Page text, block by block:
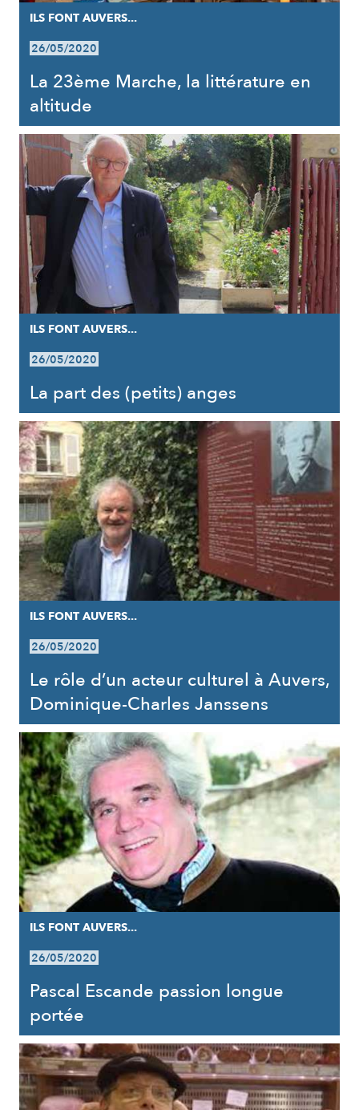
ILS FONT AUVERS...
26/05/2020
La 23ème Marche, la littérature en
altitude
ILS FONT AUVERS...
26/05/2020
La part des (petits) anges
ILS FONT AUVERS...
26/05/2020
Le rôle d’un acteur culturel à Auvers,
Dominique-Charles Janssens
ILS FONT AUVERS...
26/05/2020
Pascal Escande passion longue
portée